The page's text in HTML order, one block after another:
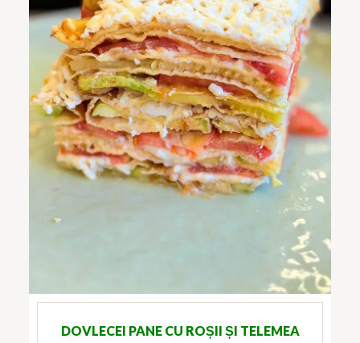
DOVLECEI PANE CU ROȘII ȘI TELEMEA